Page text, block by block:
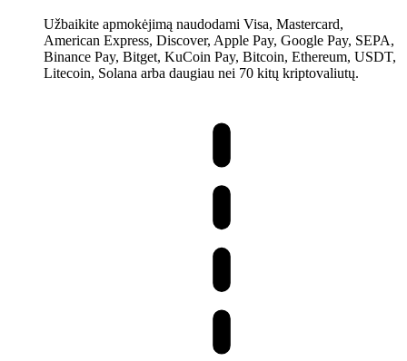
Užbaikite apmokėjimą naudodami Visa, Mastercard,
American Express, Discover, Apple Pay, Google Pay, SEPA,
Binance Pay, Bitget, KuCoin Pay, Bitcoin, Ethereum, USDT,
Litecoin, Solana arba daugiau nei 70 kitų kriptovaliutų.